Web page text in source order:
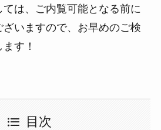
ては、ご内覧可能となる前に
いますので、お早めのご検
す！
目次